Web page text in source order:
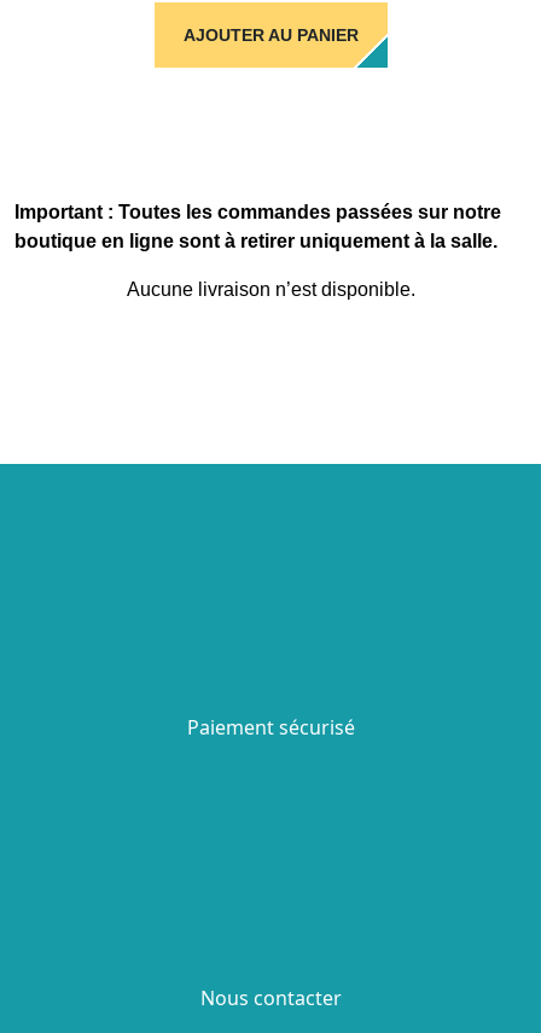
AJOUTER AU PANIER
Important : Toutes les commandes passées sur notre
boutique en ligne sont à retirer uniquement à la salle.
Aucune livraison n’est disponible.
Paiement sécurisé
Nous contacter